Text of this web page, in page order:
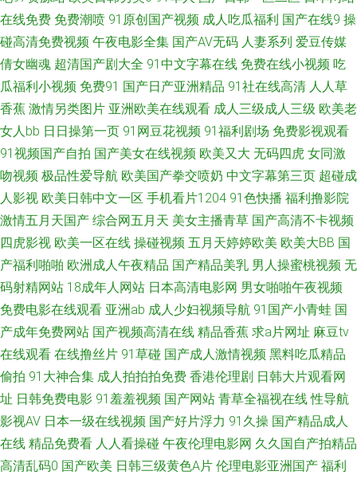
成人免费视频播放 日本人69 kk高清电影天堂影院 欧美颜射内 91日韩在线观
看 美日大香蕉A 一区二区三区在线观看 精品亚洲专区中文 亚洲有码转 国产
亚洲欧美日韩成 又爽在线视频 男女拍拍拍免费视 2008天堂网在线观看 露脸
国产 在线综合亚洲欧美自拍 久热中文 亞洲歐美日韓在線一區 激情亚洲一 亚
洲欧美国产国 海角社区福利在线 东京热九九综合部 日逼无码视频 国产久9视
频 亚洲国产中文精品视频 国产在线精品国 午夜激情福利 国产欧美精品一区
色 色色天堂网址99 高清电影下载网站 骚骚日韩精品中文字幕 大香蕉久久草
日韩欧美在线中文字幕 传媒视频在线免费播放 日韩在线观看不卡 村花电影
网 日韩中文字幕中 岛国A片 日韩电影在线电影 暧视频在线观看 青青国产揄
拍视 97电影院院电影院 欧美在线噜噜片 91视频网站入口 欧美巨大黑人极品
在线免费 免费潮喷 91原创国产视频 成人吃瓜福利 国产在线9 操
碰高清免费视频 午夜电影全集 国产AV无码 人妻系列 爱豆传媒
倩女幽魂 超清国产剧大全 91中文字幕在线 免费在线小视频 吃
瓜福利小视频 免费91 国产日产亚洲精品 91社在线高清 人人草
香蕉 激情另类图片 亚洲欧美在线观看 成人三级成人三级 欧美老
女人bb 日日操第一页 91网豆花视频 91福利剧场 免费影视观看
91视频国产自拍 国产美女在线视频 欧美又大 无码四虎 女同激
吻视频 极品性爱导航 欧美国产拳交喷奶 中文字幕第三页 超碰成
人影视 欧美日韩中文一区 手机看片1204 91色快播 福利撸影院
激情五月天国产 综合网五月天 美女主播青草 国产高清不卡视频
四虎影视 欧美一区在线 操碰视频 五月天婷婷欧美 欧美大BB 国
产福利啪啪 欧洲成人午夜精品 国产精品美乳 男人操蜜桃视频 无
码射精网站 18成年人网站 日本高清电影网 男女啪啪午夜视频
免费电影在线观看 亚洲ab 成人少妇视频导航 91国产小青蛙 国
产成年免费网站 国产视频高清在线 精品香蕉 求a片网址 麻豆tv
在线观看 在线撸丝片 91草碰 国产成人激情视频 黑料吃瓜精品
偷拍 91大神合集 成人拍拍拍免费 香港伦理剧 日韩大片观看网
址 日韩免费电影 91羞羞视频 国产网站 青草全福视在线 性导航
影视AV 日本一级在线视频 国产好片浮力 91久操 国产精品成人
在线 精品免费看 人人看操碰 午夜伦理电影网 久久国自产拍精品
高清乱码0 国产欧美 日韩三级黄色A片 伦理电影亚洲国产 福利